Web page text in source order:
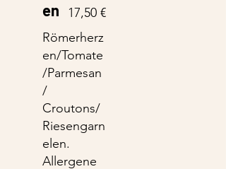
en
Römerherz
en/Tomate
/Parmesan
/
Croutons/
Riesengarn
elen.
Allergene
17,50 €